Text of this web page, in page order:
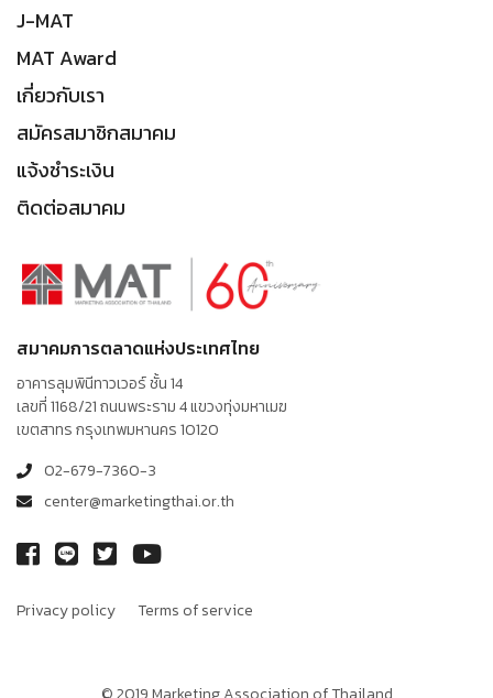
J-MAT
MAT Award
เกี่ยวกับเรา
สมัครสมาชิกสมาคม
แจ้งชำระเงิน
ติดต่อสมาคม
สมาคมการตลาดแห่งประเทศไทย
อาคารลุมพินีทาวเวอร์ ชั้น 14
เลขที่ 1168/21 ถนนพระราม 4 แขวงทุ่งมหาเมฆ
เขตสาทร กรุงเทพมหานคร 10120
02-679-7360-3
center@marketingthai.or.th
Privacy policy Terms of service